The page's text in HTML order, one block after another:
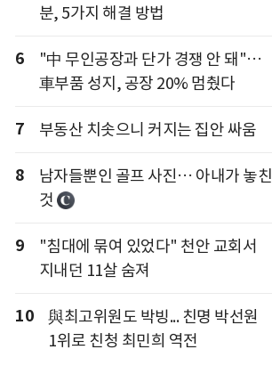
분, 5가지 해결 방법
6
"中 무인공장과 단가 경쟁 안 돼"…
車부품 성지, 공장 20% 멈췄다
7 부동산 치솟으니 커지는 집안 싸움
8
남자들뿐인 골프 사진… 아내가 놓친
것
9
"침대에 묶여 있었다" 천안 교회서
지내던 11살 숨져
10
與최고위원도 박빙... 친명 박선원
1위로 친청 최민희 역전